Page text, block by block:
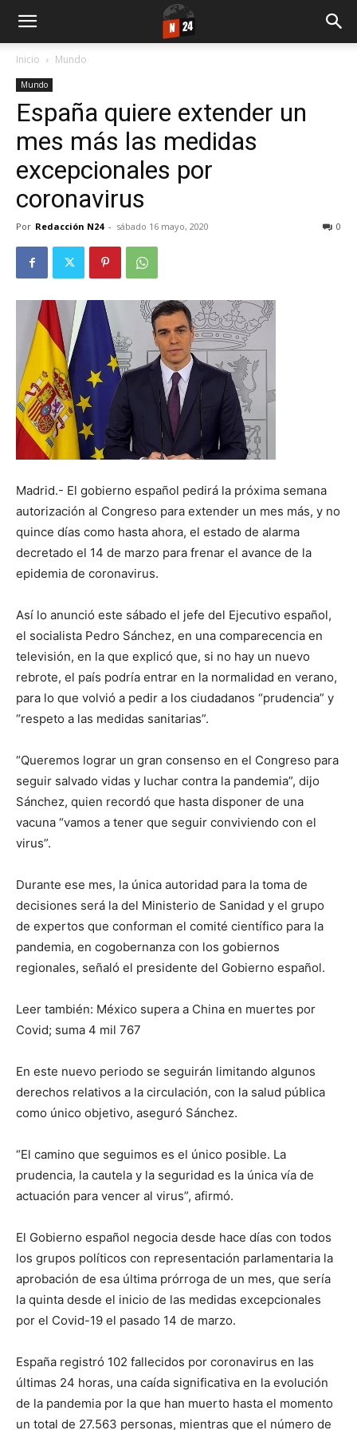
Inicio Mundo
Mundo
España quiere extender un
mes más las medidas
excepcionales por
coronavirus
Por Redacción N24 - sábado 16 mayo, 2020 0
Madrid.- El gobierno español pedirá la próxima semana
autorización al Congreso para extender un mes más, y no
quince días como hasta ahora, el estado de alarma
decretado el 14 de marzo para frenar el avance de la
epidemia de coronavirus.
Así lo anunció este sábado el jefe del Ejecutivo español,
el socialista Pedro Sánchez, en una comparecencia en
televisión, en la que explicó que, si no hay un nuevo
rebrote, el país podría entrar en la normalidad en verano,
para lo que volvió a pedir a los ciudadanos “prudencia” y
“respeto a las medidas sanitarias”.
“Queremos lograr un gran consenso en el Congreso para
seguir salvado vidas y luchar contra la pandemia”, dijo
Sánchez, quien recordó que hasta disponer de una
vacuna “vamos a tener que seguir conviviendo con el
virus”.
Durante ese mes, la única autoridad para la toma de
decisiones será la del Ministerio de Sanidad y el grupo
de expertos que conforman el comité científico para la
pandemia, en cogobernanza con los gobiernos
regionales, señaló el presidente del Gobierno español.
Leer también: México supera a China en muertes por
Covid; suma 4 mil 767
En este nuevo periodo se seguirán limitando algunos
derechos relativos a la circulación, con la salud pública
como único objetivo, aseguró Sánchez.
“El camino que seguimos es el único posible. La
prudencia, la cautela y la seguridad es la única vía de
actuación para vencer al virus”, afirmó.
El Gobierno español negocia desde hace días con todos
los grupos políticos con representación parlamentaria la
aprobación de esa última prórroga de un mes, que sería
la quinta desde el inicio de las medidas excepcionales
por el Covid-19 el pasado 14 de marzo.
España registró 102 fallecidos por coronavirus en las
últimas 24 horas, una caída significativa en la evolución
de la pandemia por la que han muerto hasta el momento
un total de 27.563 personas, mientras que el número de